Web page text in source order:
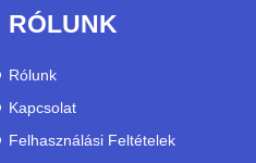
RÓLUNK
Rólunk
Kapcsolat
Felhasználási Feltételek